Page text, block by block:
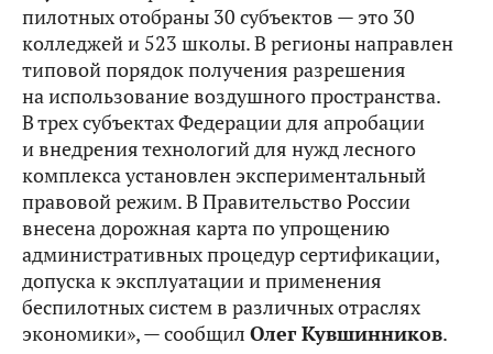
пилотных отобраны 30 субъектов — это 30
колледжей и 523 школы. В регионы направлен
типовой порядок получения разрешения
на использование воздушного пространства.
В трех субъектах Федерации для апробации
и внедрения технологий для нужд лесного
комплекса установлен экспериментальный
правовой режим. В Правительство России
внесена дорожная карта по упрощению
административных процедур сертификации,
допуска к эксплуатации и применения
беспилотных систем в различных отраслях
экономики», — сообщил Олег Кувшинников.